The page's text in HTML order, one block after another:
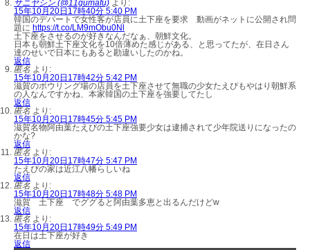
サニヤシン (@11gumafu) より:
15年10月20日17時40分 5:40 PM
韓国のデパートで女性客が店員に土下座を要求 動画がネットに公開され問
題に https://t.co/LM9mObu0Nl
土下座をさせるのが好きなんだなぁ、朝鮮文化。
日本も朝鮮土下座文化を10倍薄めた感じがある、と思ってたが、在日さん
達のせいで日本にもあると勘違いしたのかね。
返信
匿名 より:
15年10月20日17時42分 5:42 PM
滋賀のボウリング場の店員を土下座させて無職の少女たえぴもやはり朝鮮系
の人なんですかね、本家韓国の土下座を強要してたし
返信
匿名 より:
15年10月20日17時45分 5:45 PM
滋賀名物阿由葉たえぴの土下座強要少女は逮捕されて少年院送りになったの
かな?
返信
匿名 より:
15年10月20日17時47分 5:47 PM
たえぴの家は近江八幡らしいね
返信
匿名 より:
15年10月20日17時48分 5:48 PM
滋賀 土下座 でググると阿由葉多恵と出るんだけどw
返信
匿名 より:
15年10月20日17時49分 5:49 PM
在日は土下座が好き
返信